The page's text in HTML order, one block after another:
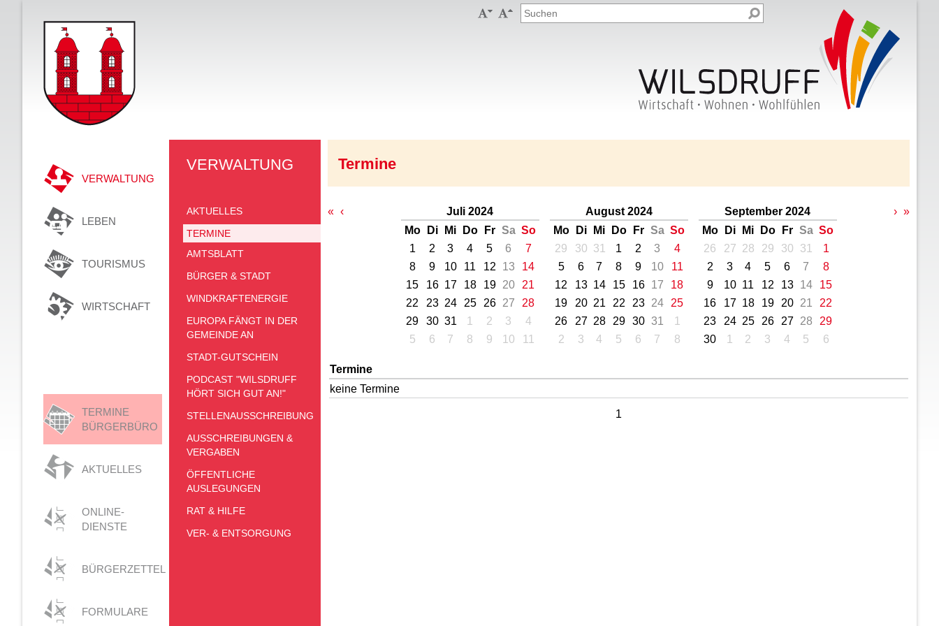
 
VERWALTUNG
LEBEN
TOURISMUS
WIRTSCHAFT
TERMINE
BÜRGERBÜRO
AKTUELLES
ONLINE-
DIENSTE
BÜRGERZETTEL
FORMULARE
VERWALTUNG
AKTUELLES
TERMINE
AMTSBLATT
BÜRGER & STADT
WINDKRAFTENERGIE
EUROPA FÄNGT IN DER
GEMEINDE AN
STADT-GUTSCHEIN
PODCAST "WILSDRUFF
HÖRT SICH GUT AN!"
STELLENAUSSCHREIBUNG
AUSSCHREIBUNGEN &
VERGABEN
ÖFFENTLICHE
AUSLEGUNGEN
RAT & HILFE
VER- & ENTSORGUNG
Termine
« ‹
Juli 2024
Mo
Di Mi Do Fr Sa So
1
2 3 4 5 6
7
8
9 10 11 12 13
14
15
16 17 18 19 20
21
22
23 24 25 26 27
28
29
30 31 1 2 3
4
5
6 7 8 9 10 11
August 2024
Mo
Di Mi Do Fr Sa So
29
30 31 1 2 3
4
5
6 7 8 9 10
11
12
13 14 15 16 17
18
19
20 21 22 23 24
25
26
27 28 29 30 31
1
2
3 4 5 6 7 8
September 2024
Mo
Di Mi Do Fr Sa So
26
27 28 29 30 31
1
2
3 4 5 6 7
8
9
10 11 12 13 14
15
16
17 18 19 20 21
22
23
24 25 26 27 28
29
30
1 2 3 4 5 6
› »
Termine
keine Termine
1